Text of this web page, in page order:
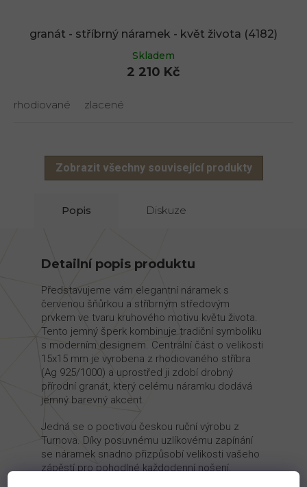
granát - stříbrný náramek - květ života (4182)
Skladem
2 210 Kč
rhodiované zlacené
Zobrazit všechny související produkty
Popis Diskuze
Detailní popis produktu
Představujeme vám elegantní náramek s
červenou šňůrkou a stříbrným středovým
prvkem ve tvaru kruhového motivu květu života.
Tento jemný šperk kombinuje tradiční symboliku
s moderním designem. Centrální část o velikosti
15x15 mm je vyrobena z rhodiovaného stříbra
(Ag 925/1000) a uprostřed ji zdobí drobný
přírodní granát, který celému náramku dodává
jemný barevný akcent.
Jedná se o poctivou českou ruční výrobu z
Turnova. Díky posuvnému uzlíkovému zapínání
se náramek snadno přizpůsobí velikosti vašeho
zápěstí pro pohodlné každodenní nošení.